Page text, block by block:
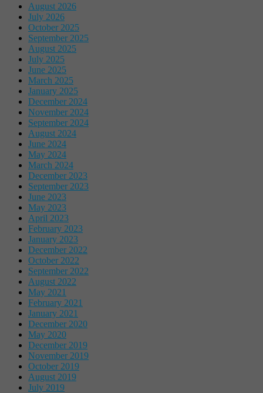
August 2026
July 2026
October 2025
September 2025
August 2025
July 2025
June 2025
March 2025
January 2025
December 2024
November 2024
September 2024
August 2024
June 2024
May 2024
March 2024
December 2023
September 2023
June 2023
May 2023
April 2023
February 2023
January 2023
December 2022
October 2022
September 2022
August 2022
May 2021
February 2021
January 2021
December 2020
May 2020
December 2019
November 2019
October 2019
August 2019
July 2019